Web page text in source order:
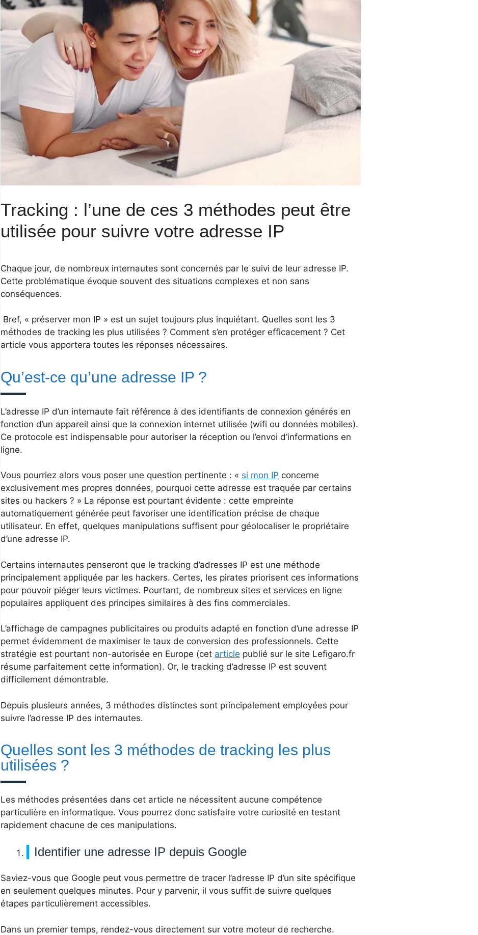
Tracking : l’une de ces 3 méthodes peut être
utilisée pour suivre votre adresse IP
Chaque jour, de nombreux internautes sont concernés par le suivi de leur adresse IP.
Cette problématique évoque souvent des situations complexes et non sans
conséquences.
Bref, « préserver mon IP » est un sujet toujours plus inquiétant. Quelles sont les 3
méthodes de tracking les plus utilisées ? Comment s’en protéger efficacement ? Cet
article vous apportera toutes les réponses nécessaires.
Qu’est-ce qu’une adresse IP ?
L’adresse IP d’un internaute fait référence à des identifiants de connexion générés en
fonction d’un appareil ainsi que la connexion internet utilisée (wifi ou données mobiles).
Ce protocole est indispensable pour autoriser la réception ou l’envoi d’informations en
ligne.
Vous pourriez alors vous poser une question pertinente : « si mon IP concerne
exclusivement mes propres données, pourquoi cette adresse est traquée par certains
sites ou hackers ? » La réponse est pourtant évidente : cette empreinte
automatiquement générée peut favoriser une identification précise de chaque
utilisateur. En effet, quelques manipulations suffisent pour géolocaliser le propriétaire
d’une adresse IP.
Certains internautes penseront que le tracking d’adresses IP est une méthode
principalement appliquée par les hackers. Certes, les pirates priorisent ces informations
pour pouvoir piéger leurs victimes. Pourtant, de nombreux sites et services en ligne
populaires appliquent des principes similaires à des fins commerciales.
L’affichage de campagnes publicitaires ou produits adapté en fonction d’une adresse IP
permet évidemment de maximiser le taux de conversion des professionnels. Cette
stratégie est pourtant non-autorisée en Europe (cet article publié sur le site Lefigaro.fr
résume parfaitement cette information). Or, le tracking d’adresse IP est souvent
difficilement démontrable.
Depuis plusieurs années, 3 méthodes distinctes sont principalement employées pour
suivre l’adresse IP des internautes.
Quelles sont les 3 méthodes de tracking les plus
utilisées ?
Les méthodes présentées dans cet article ne nécessitent aucune compétence
particulière en informatique. Vous pourrez donc satisfaire votre curiosité en testant
rapidement chacune de ces manipulations.
Identifier une adresse IP depuis Google
Saviez-vous que Google peut vous permettre de tracer l’adresse IP d’un site spécifique
en seulement quelques minutes. Pour y parvenir, il vous suffit de suivre quelques
étapes particulièrement accessibles.
Dans un premier temps, rendez-vous directement sur votre moteur de recherche.